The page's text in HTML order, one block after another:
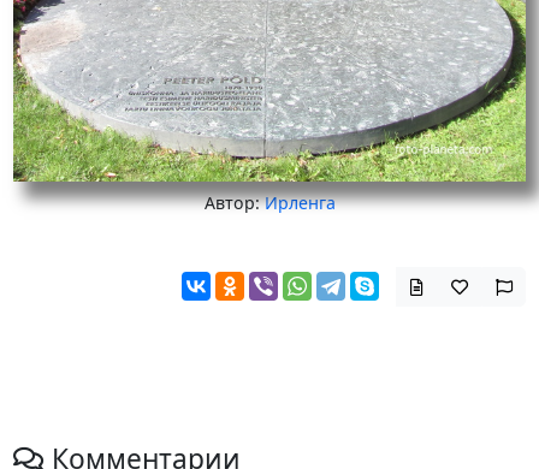
Автор:Ирленга
Комментарии